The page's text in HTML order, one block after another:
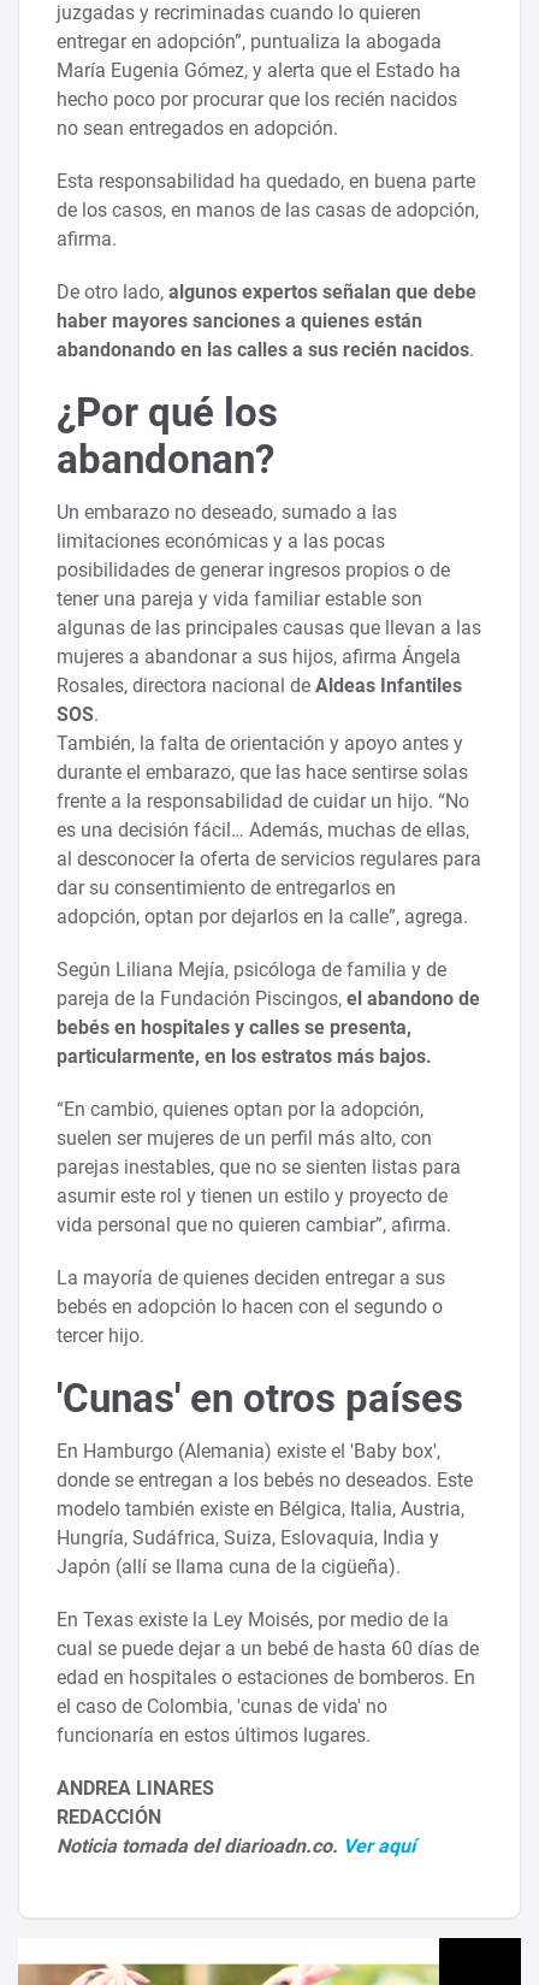
juzgadas y recriminadas cuando lo quieren
entregar en adopción”, puntualiza la abogada
María Eugenia Gómez, y alerta que el Estado ha
hecho poco por procurar que los recién nacidos
no sean entregados en adopción.
Esta responsabilidad ha quedado, en buena parte
de los casos, en manos de las casas de adopción,
afirma.
De otro lado,algunos expertos señalan que debe
haber mayores sanciones a quienes están
abandonando en las calles a sus recién nacidos.
¿Por qué los
abandonan?
Un embarazo no deseado, sumado a las
limitaciones económicas y a las pocas
posibilidades de generar ingresos propios o de
tener una pareja y vida familiar estable son
algunas de las principales causas que llevan a las
mujeres a abandonar a sus hijos, afirma Ángela
Rosales, directora nacional deAldeas Infantiles
SOS.
También, la falta de orientación y apoyo antes y
durante el embarazo, que las hace sentirse solas
frente a la responsabilidad de cuidar un hijo. “No
es una decisión fácil… Además, muchas de ellas,
al desconocer la oferta de servicios regulares para
dar su consentimiento de entregarlos en
adopción, optan por dejarlos en la calle”, agrega.
Según Liliana Mejía, psicóloga de familia y de
pareja de la Fundación Piscingos,el abandono de
bebés en hospitales y calles se presenta,
particularmente, en los estratos más bajos.
“En cambio, quienes optan por la adopción,
suelen ser mujeres de un perfil más alto, con
parejas inestables, que no se sienten listas para
asumir este rol y tienen un estilo y proyecto de
vida personal que no quieren cambiar”, afirma.
La mayoría de quienes deciden entregar a sus
bebés en adopción lo hacen con el segundo o
tercer hijo.
'Cunas' en otros países
En Hamburgo (Alemania) existe el 'Baby box',
donde se entregan a los bebés no deseados. Este
modelo también existe en Bélgica, Italia, Austria,
Hungría, Sudáfrica, Suiza, Eslovaquia, India y
Japón (allí se llama cuna de la cigüeña).
En Texas existe la Ley Moisés, por medio de la
cual se puede dejar a un bebé de hasta 60 días de
edad en hospitales o estaciones de bomberos. En
el caso de Colombia, 'cunas de vida' no
funcionaría en estos últimos lugares.
ANDREA LINARES
REDACCIÓN
Noticia tomada del diarioadn.co. Ver aquí